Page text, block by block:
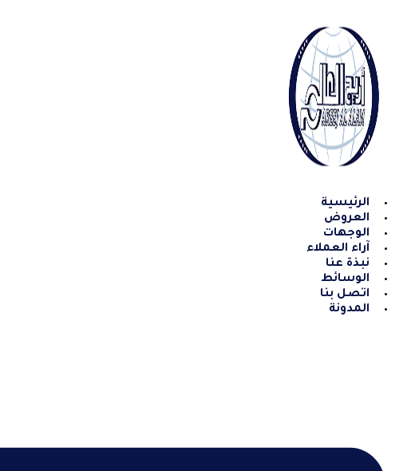
content
الرئيسية
العروض
الوجهات
آراء العملاء
نبذة عنا
الوسائط
اتصل بنا
المدونة